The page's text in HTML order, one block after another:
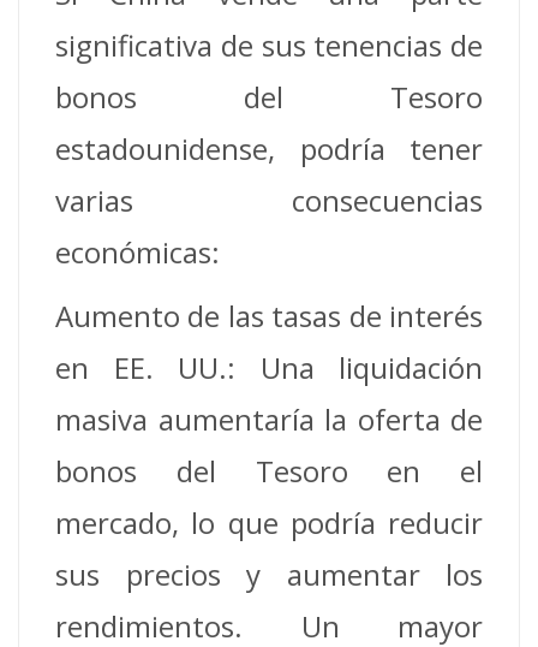
significativa de sus tenencias de
bonos del Tesoro
estadounidense, podría tener
varias consecuencias
económicas:
Aumento de las tasas de interés
en EE. UU.: Una liquidación
masiva aumentaría la oferta de
bonos del Tesoro en el
mercado, lo que podría reducir
sus precios y aumentar los
rendimientos. Un mayor